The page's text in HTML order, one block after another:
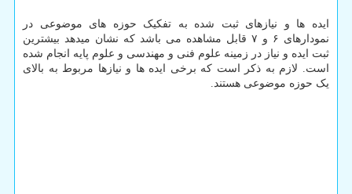
ایده ها و نیازهای ثبت شده به تفکیک حوزه های موضوعی در
نمودارهای ۶ و ۷ قابل مشاهده می باشد که نشان میدهد بیشترین
ثبت ایده و نیاز در زمینه علوم فنی و مهندسی و علوم پایه انجام شده
است. لازم به ذکر است که برخی ایده ها و نیازها مربوط به بالای
یک حوزه موضوعی هستند.